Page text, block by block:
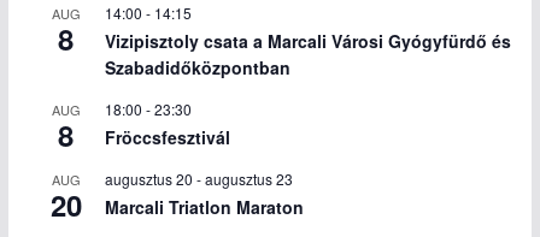
AUG
8
14:00 - 14:15
Vizipisztoly csata a Marcali Városi Gyógyfürdő és
Szabadidőközpontban
AUG
8
18:00 -23:30
Fröccsfesztivál
AUG
20
augusztus 20 -augusztus 23
Marcali Triatlon Maraton